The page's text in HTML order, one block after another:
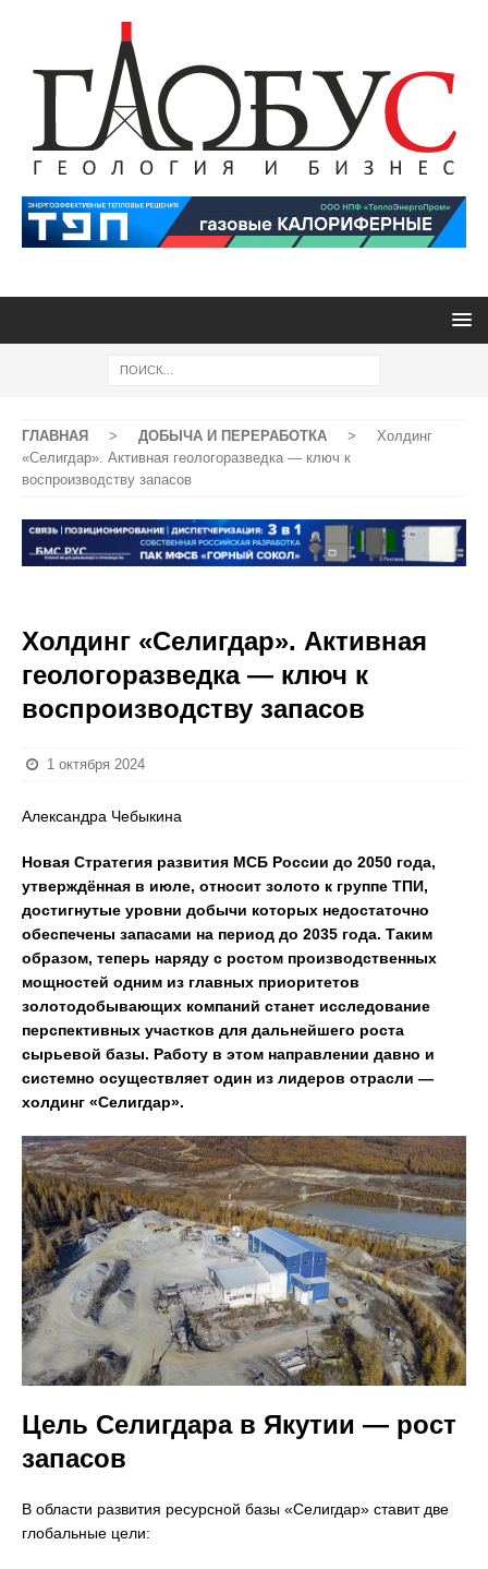
ГЛАВНАЯ > ДОБЫЧА И ПЕРЕРАБОТКА >
Холдинг
«Селигдар». Активная геологоразведка — ключ к
воспроизводству запасов
Холдинг «Селигдар». Активная
геологоразведка — ключ к
воспроизводству запасов
1 октября 2024
Александра Чебыкина
Новая Стратегия развития МСБ России до 2050 года,
утверждённая в июле, относит золото к группе ТПИ,
достигнутые уровни добычи которых недостаточно
обеспечены запасами на период до 2035 года. Таким
образом, теперь наряду с ростом производственных
мощностей одним из главных приоритетов
золотодобывающих компаний станет исследование
перспективных участков для дальнейшего роста
сырьевой базы. Работу в этом направлении давно и
системно осуществляет один из лидеров отрасли —
холдинг «Селигдар».
Цель Селигдара в Якутии — рост
запасов
В области развития ресурсной базы «Селигдар» ставит две
глобальные цели: